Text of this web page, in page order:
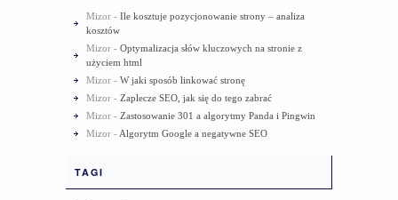
Mizor - Ile kosztuje pozycjonowanie strony – analiza
kosztów
Mizor - Optymalizacja słów kluczowych na stronie z
użyciem html
Mizor - W jaki sposób linkować stronę
Mizor - Zaplecze SEO, jak się do tego zabrać
Mizor - Zastosowanie 301 a algorytmy Panda i Pingwin
Mizor - Algorytm Google a negatywne SEO
TAGI